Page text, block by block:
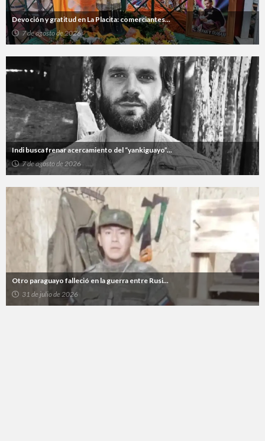
Devoción y gratitud en La Placita: comerciantes...
7 de agosto de 2026
Indi busca frenar acercamiento del “yankiguayo”...
7 de agosto de 2026
Otro paraguayo falleció en la guerra entre Rusi...
31 de julio de 2026